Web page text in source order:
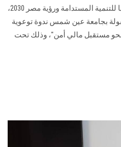
المواطنين، وتحقيق أهداف خطتها للتنمية المستدامة ورؤية مصر 2030،
بجامعة عين شمس ندوة توعوية
نحو مستقبل مالي أمن"، وذلك تحت